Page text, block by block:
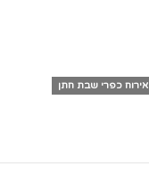
אירוח כפרי שבת חתן